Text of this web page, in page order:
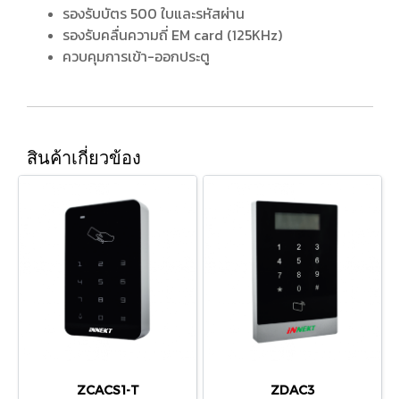
รองรับบัตร 500 ใบและรหัสผ่าน
รองรับคลื่นความถี่ EM card (125KHz)
ควบคุมการเข้า-ออกประตู
สินค้าเกี่ยวข้อง
ZCACS1-T ZDAC3